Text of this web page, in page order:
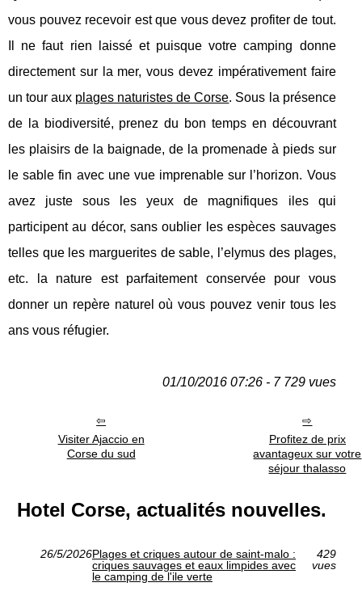
vous pouvez recevoir est que vous devez profiter de tout.
Il ne faut rien laissé et puisque votre camping donne
directement sur la mer, vous devez impérativement faire
un tour aux plages naturistes de Corse. Sous la présence
de la biodiversité, prenez du bon temps en découvrant
les plaisirs de la baignade, de la promenade à pieds sur
le sable fin avec une vue imprenable sur l’horizon. Vous
avez juste sous les yeux de magnifiques iles qui
participent au décor, sans oublier les espèces sauvages
telles que les marguerites de sable, l’elymus des plages,
etc. la nature est parfaitement conservée pour vous
donner un repère naturel où vous pouvez venir tous les
ans vous réfugier.
01/10/2016 07:26 - 7 729 vues
Visiter Ajaccio en
Corse du sud
Profitez de prix
avantageux sur votre
séjour thalasso
Hotel Corse, actualités nouvelles.
26/5/2026Plages et criques autour de saint-malo :
criques sauvages et eaux limpides avec
le camping de l'ile verte
429
vues